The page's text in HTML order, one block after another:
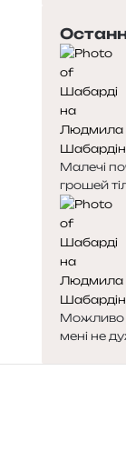
р
е
д
н
я
с
т
о
р
і
н
к
а
т
у
п
н
а
с
т
о
р
і
н
к
а
Малечі
грошей
Можливо
мені не